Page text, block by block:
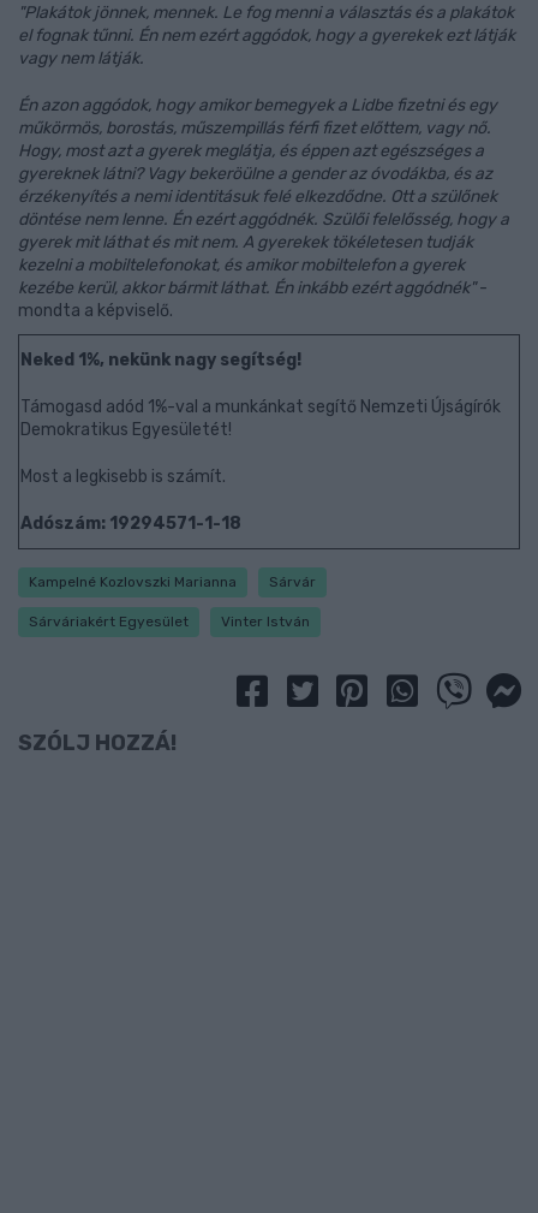
"Plakátok jönnek, mennek. Le fog menni a választás és a plakátok
el fognak tűnni. Én nem ezért aggódok, hogy a gyerekek ezt látják
vagy nem látják.
Én azon aggódok, hogy amikor bemegyek a Lidbe fizetni és egy
műkörmös, borostás, műszempillás férfi fizet előttem, vagy nő.
Hogy, most azt a gyerek meglátja, és éppen azt egészséges a
gyereknek látni? Vagy bekeröülne a gender az óvodákba, és az
érzékenyítés a nemi identitásuk felé elkezdődne. Ott a szülőnek
döntése nem lenne. Én ezért aggódnék. Szülői felelősség, hogy a
gyerek mit láthat és mit nem. A gyerekek tökéletesen tudják
kezelni a mobiltelefonokat, és amikor mobiltelefon a gyerek
kezébe kerül, akkor bármit láthat. Én inkább ezért aggódnék"-
mondta a képviselő.
Neked 1%, nekünk nagy segítség!
Támogasd adód 1%-val a munkánkat segítő Nemzeti Újságírók
Demokratikus Egyesületét!
Most a legkisebb is számít.
Adószám: 19294571-1-18
Kampelné Kozlovszki Marianna Sárvár
Sárváriakért Egyesület Vinter István
SZÓLJ HOZZÁ!